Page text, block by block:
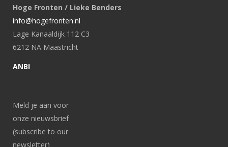
Hoge Fronten / Lieke Benders
info@hogefronten.nl
Lage Kanaaldijk 112 C3
6212 NA Maastricht
ANBI
Meld je aan voor
onze nieuwsbrief
(subscribe to our
newsletter)